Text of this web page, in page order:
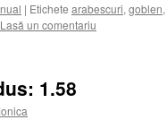
| Etichete arabescuri, goblen,
Lasă un comentariu
1.58